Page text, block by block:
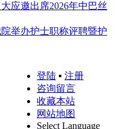
应邀出席2026年中巴丝
举办护士职称评聘暨护
登陆 ▪ 注册
咨询留言
收藏本站
网站地图
Select Language